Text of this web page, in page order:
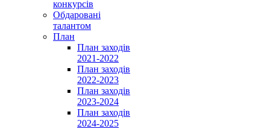
конкурсів
Обдаровані
талантом
План
План заходів
2021-2022
План заходів
2022-2023
План заходів
2023-2024
План заходів
2024-2025